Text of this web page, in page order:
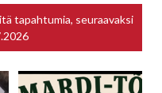
tapahtumia, seuraavaksi